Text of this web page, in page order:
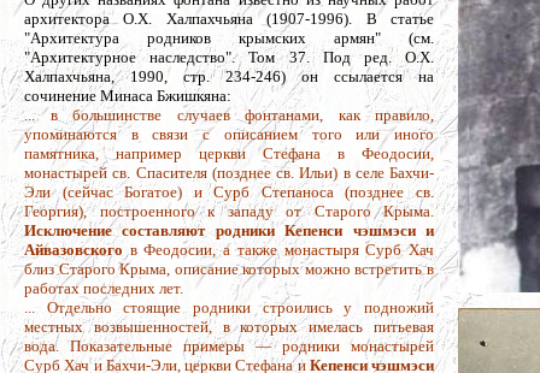
архитектора О.Х. Халпахчьяна (1907-1996). В статье
"Архитектура родников крымских армян" (см.
"Архитектурное наследство". Том 37. Под ред. О.Х.
Халпахчьяна, 1990, стр. 234-246) он ссылается на
сочинение Минаса Бжишкяна:
... в большинстве случаев фонтанами, как правило,
упоминаются в связи с описанием того или иного
памятника, например церкви Стефана в Феодосии,
монастырей св. Спасителя (позднее св. Ильи) в селе Бахчи-
Эли (сейчас Богатое) и Сурб Степаноса (позднее св.
Георгия), построенного к западу от Старого Крыма.
Исключение составляют родники Кепенси чэшмэси и
Айвазовского в Феодосии, а также монастыря Сурб Хач
близ Старого Крыма, описание которых можно встретить в
работах последних лет.
... Отдельно стоящие родники строились у подножий
местных возвышенностей, в которых имелась питьевая
вода. Показательные примеры — родники монастырей
Сурб Хач и Бахчи-Эли, церкви Стефана и Кепенси чэшмэси